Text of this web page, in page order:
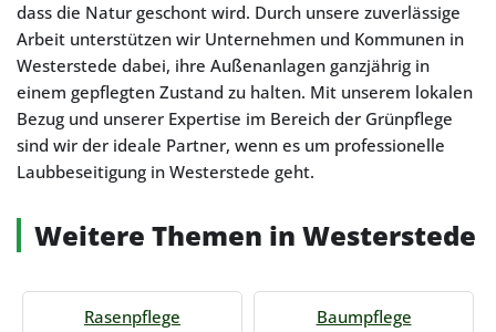
dass die Natur geschont wird. Durch unsere zuverlässige
Arbeit unterstützen wir Unternehmen und Kommunen in
Westerstede dabei, ihre Außenanlagen ganzjährig in
einem gepflegten Zustand zu halten. Mit unserem lokalen
Bezug und unserer Expertise im Bereich der Grünpflege
sind wir der ideale Partner, wenn es um professionelle
Laubbeseitigung in Westerstede geht.
Weitere Themen in Westerstede
Rasenpflege Baumpflege